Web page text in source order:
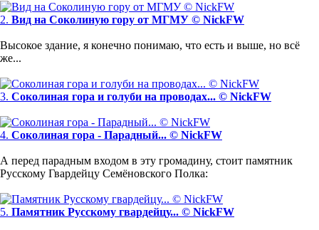
2. Вид на Соколиную гору от МГМУ © NickFW
Высокое здание, я конечно понимаю, что есть и выше, но всё
же...
3. Соколиная гора и голуби на проводах... © NickFW
4. Соколиная гора - Парадный... © NickFW
А перед парадным входом в эту громадину, стоит памятник
Русскому Гвардейцу Семёновского Полка:
5. Памятник Русскому гвардейцу... © NickFW